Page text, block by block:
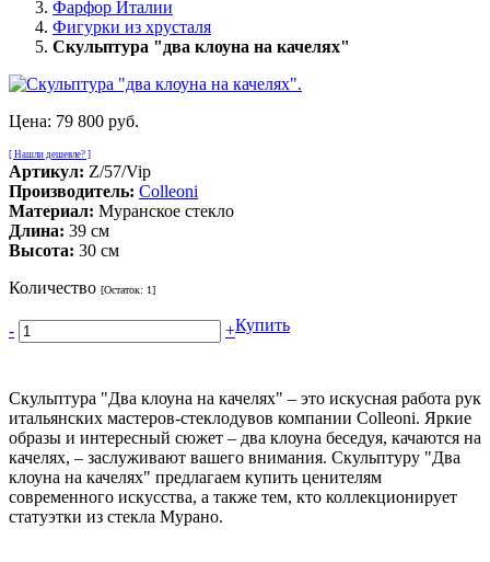
Фарфор Италии
Фигурки из хрусталя
Скульптура "два клоуна на качелях"
Цена: 79 800 руб.
[ Нашли дешевле? ]
Артикул: Z/57/Vip
Производитель: Colleoni
Материал: Муранское стекло
Длина: 39 см
Высота: 30 см
Количество [Остаток: 1]
- +Купить
Скульптура "Два клоуна на качелях" – это искусная работа рук
итальянских мастеров-стеклодувов компании Colleoni. Яркие
образы и интересный сюжет – два клоуна беседуя, качаются на
качелях, – заслуживают вашего внимания. Скульптуру "Два
клоуна на качелях" предлагаем купить ценителям
современного искусства, а также тем, кто коллекционирует
статуэтки из стекла Мурано.